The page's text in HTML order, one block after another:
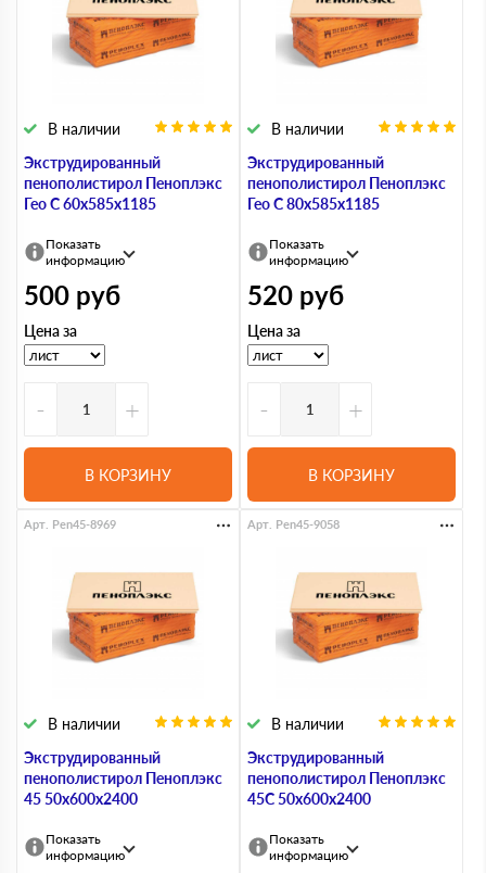
Экструдированный
пенополистирол Пеноплэкс
Гео С 60х585х1185
В наличии
Показать
информацию
500 руб
Цена за
- +
В КОРЗИНУ
Экструдированный
пенополистирол Пеноплэкс
Гео С 80х585х1185
В наличии
Показать
информацию
520 руб
Цена за
- +
В КОРЗИНУ
Экструдированный
пенополистирол Пеноплэкс
45 50х600х2400
В наличии
Арт. Pen45-8969
Показать
информацию
Экструдированный
пенополистирол Пеноплэкс
45С 50х600х2400
В наличии
Арт. Pen45-9058
Показать
информацию